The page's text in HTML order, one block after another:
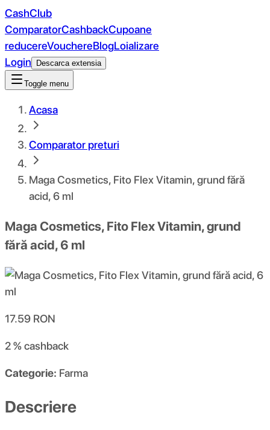
CashClub
ComparatorCashbackCupoane
reducereVouchereBlogLoializare
Login
Descarca extensia
Toggle menu
Acasa
Comparator preturi
Maga Cosmetics, Fito Flex Vitamin, grund fără
acid, 6 ml
Maga Cosmetics, Fito Flex Vitamin, grund
fără acid, 6 ml
17.59 RON
2 %cashback
Categorie: Farma
Descriere